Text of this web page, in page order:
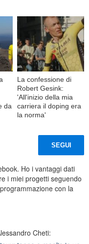
da
La confessione di
Robert Gesink:
'All'inizio della mia
carriera il doping era
la norma'
SEGUI
Ho i vantaggi dati
i miei progetti seguendo
con la
Cheti: